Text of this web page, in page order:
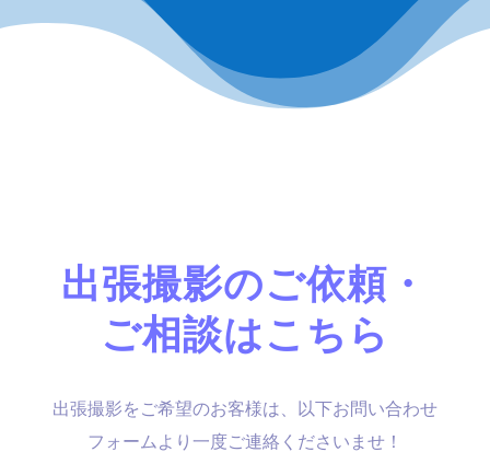
出張撮影のご依頼・
ご相談はこちら
出張撮影をご希望のお客様は、以下お問い合わせ
フォームより一度ご連絡くださいませ！